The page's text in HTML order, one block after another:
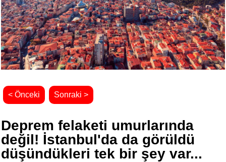
< Önceki Sonraki >
Deprem felaketi umurlarında
değil! İstanbul'da da görüldü
düşündükleri tek bir şey var...